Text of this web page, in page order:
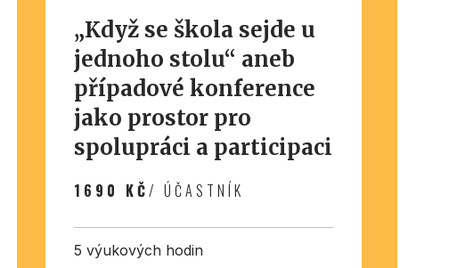
„Když se škola sejde u
jednoho stolu“ aneb
případové konference
jako prostor pro
spolupráci a participaci
1690 KČ/ ÚČASTNÍK
5 výukových hodin